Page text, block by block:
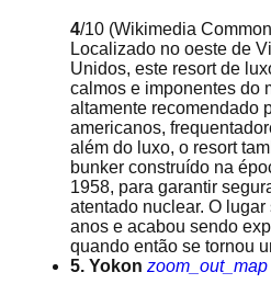
4/10 (Wikimedia
Localizado no oeste de
Unidos, este resort de
calmos e imponentes do
altamente recomendado
americanos,
além do luxo, o resort
bunker construído na
1958, para garantir
atentado nuclear. O
anos e acabou sendo
quando então se tornou
5. Yokon zoom_out_map